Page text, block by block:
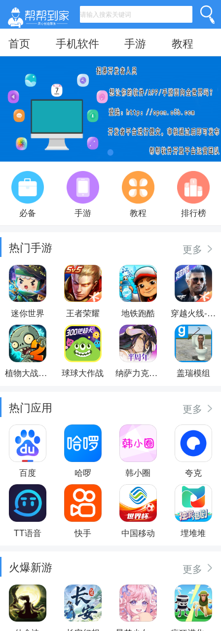
首页 手机软件 手游 教程
必备 手游 教程 排行榜
热门手游 更多
迷你世界 王者荣耀 地铁跑酷 穿越火线-枪战王者
植物大战僵尸2 球球大作战 纳萨力克之王 盖瑞模组
热门应用 更多
百度 哈啰 韩小圈 夸克
TT语音 快手 中国移动 埋堆堆
火爆新游 更多